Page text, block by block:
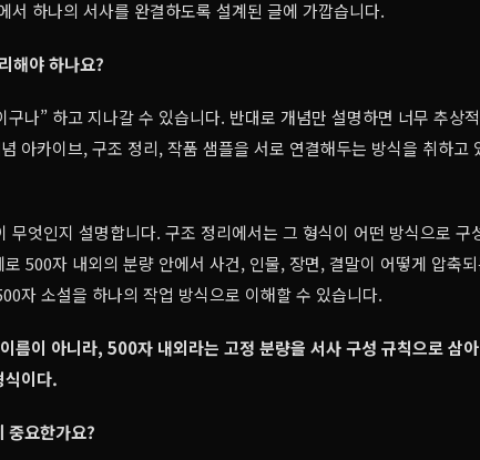
서 하나의 서사를 완결하도록 설계된 글에 가깝습니다.
해야 하나요?
나” 하고 지나갈 수 있습니다. 반대로 개념만 설명하면 너무 추상
아카이브, 구조 정리, 작품 샘플을 서로 연결해두는 방식을 취하고
무엇인지 설명합니다. 구조 정리에서는 그 형식이 어떤 방식으로 구
500자 내외의 분량 안에서 사건, 인물, 장면, 결말이 어떻게 압축되
자 소설을 하나의 작업 방식으로 이해할 수 있습니다.
름이 아니라, 500자 내외라는 고정 분량을 서사 구성 규칙으로 삼
식이다.
중요한가요?